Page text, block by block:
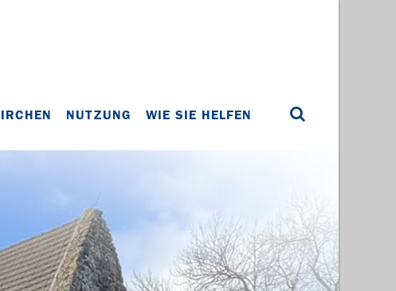
NUTZUNG WIE SIE HELFEN